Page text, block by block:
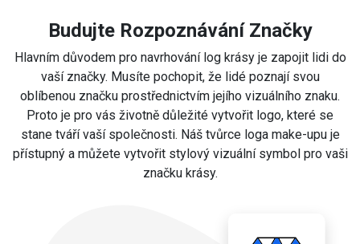
Budujte Rozpoznávání Značky
Hlavním důvodem pro navrhování log krásy je zapojit lidi do
vaší značky. Musíte pochopit, že lidé poznají svou
oblíbenou značku prostřednictvím jejího vizuálního znaku.
Proto je pro vás životně důležité vytvořit logo, které se
stane tváří vaší společnosti. Náš tvůrce loga make-upu je
přístupný a můžete vytvořit stylový vizuální symbol pro vaši
značku krásy.